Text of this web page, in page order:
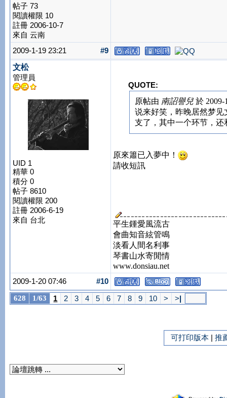
帖子 73
閱讀權限 10
註冊 2006-10-7
來自 云南
2009-1-19 23:21
#9
文松
管理員
UID 1
精華 0
積分 0
帖子 8610
閱讀權限 200
註冊 2006-6-19
來自 台北
QUOTE:
原帖由 南詔譽兒 於 2009-
说来好笑，昨晚居然梦
支了，其中一个环节，还
原來簫已入夢中！
請收短訊
平生鍾愛風流古
會曲知音絃管鳴
淡看人間名利事
琴書山水寄閒情
www.donsiau.net
2009-1-20 07:46
#10
628 1/63 1 2 3 4 5 6 7 8 9 10 > >|
可打印版本| 推